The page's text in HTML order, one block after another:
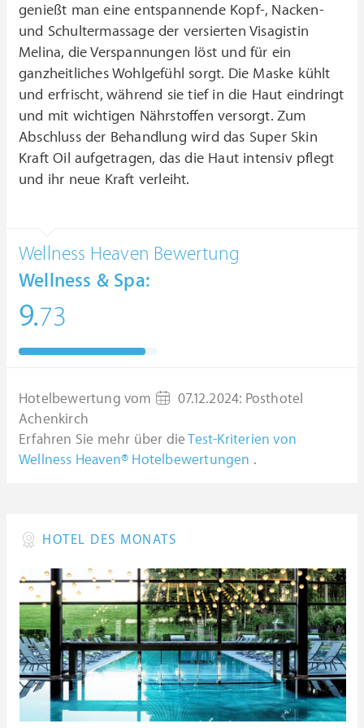
genießt man eine entspannende Kopf-, Nacken-
und Schultermassage der versierten Visagistin
Melina, die Verspannungen löst und für ein
ganzheitliches Wohlgefühl sorgt. Die Maske kühlt
und erfrischt, während sie tief in die Haut eindringt
und mit wichtigen Nährstoffen versorgt. Zum
Abschluss der Behandlung wird das Super Skin
Kraft Oil aufgetragen, das die Haut intensiv pflegt
und ihr neue Kraft verleiht.
Wellness Heaven Bewertung
Wellness & Spa:
9.73
Hotelbewertung vom 07.12.2024: Posthotel
Achenkirch
Erfahren Sie mehr über dieTest-Kriterien von
Wellness Heaven® Hotelbewertungen .
HOTEL DES MONATS